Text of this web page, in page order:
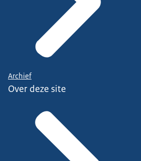
Archief
Over deze site